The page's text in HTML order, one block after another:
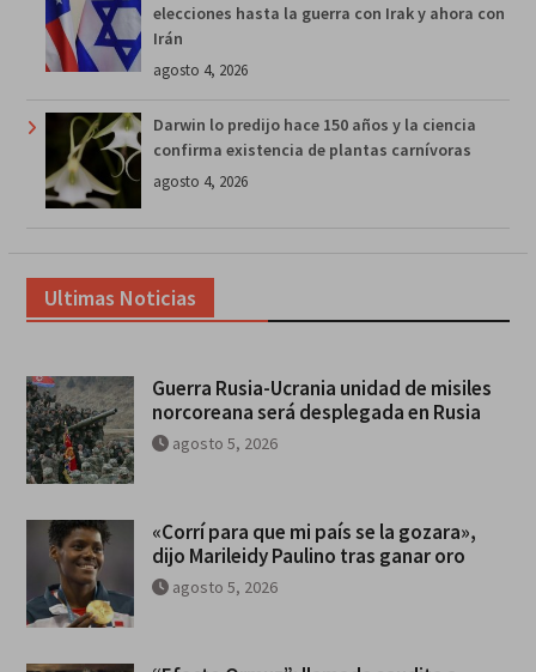
elecciones hasta la guerra con Irak y ahora con
Irán
agosto 4, 2026
Darwin lo predijo hace 150 años y la ciencia
confirma existencia de plantas carnívoras
agosto 4, 2026
Ultimas Noticias
Guerra Rusia-Ucrania unidad de misiles
norcoreana será desplegada en Rusia
agosto 5, 2026
«Corrí para que mi país se la gozara»,
dijo Marileidy Paulino tras ganar oro
agosto 5, 2026